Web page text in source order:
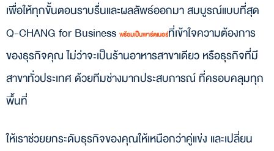
เพื่อให้ทุกขั้นตอนราบรื่นและผลลัพธ์ออกมา สมบูรณ์แบบที่สุด
Q-CHANG for Business พร้อมเป็นพาร์ตเนอร์ที่เข้าใจความต้องการ
ของธุรกิจคุณ ไม่ว่าจะเป็นร้านอาหารสาขาเดียว หรือธุรกิจที่มี
สาขาทั่วประเทศ ด้วยทีมช่างมากประสบการณ์ ที่ครอบคลุมทุก
พื้นที่
ให้เราช่วยยกระดับธุรกิจของคุณให้เหนือกว่าคู่แข่ง และเปลี่ยน